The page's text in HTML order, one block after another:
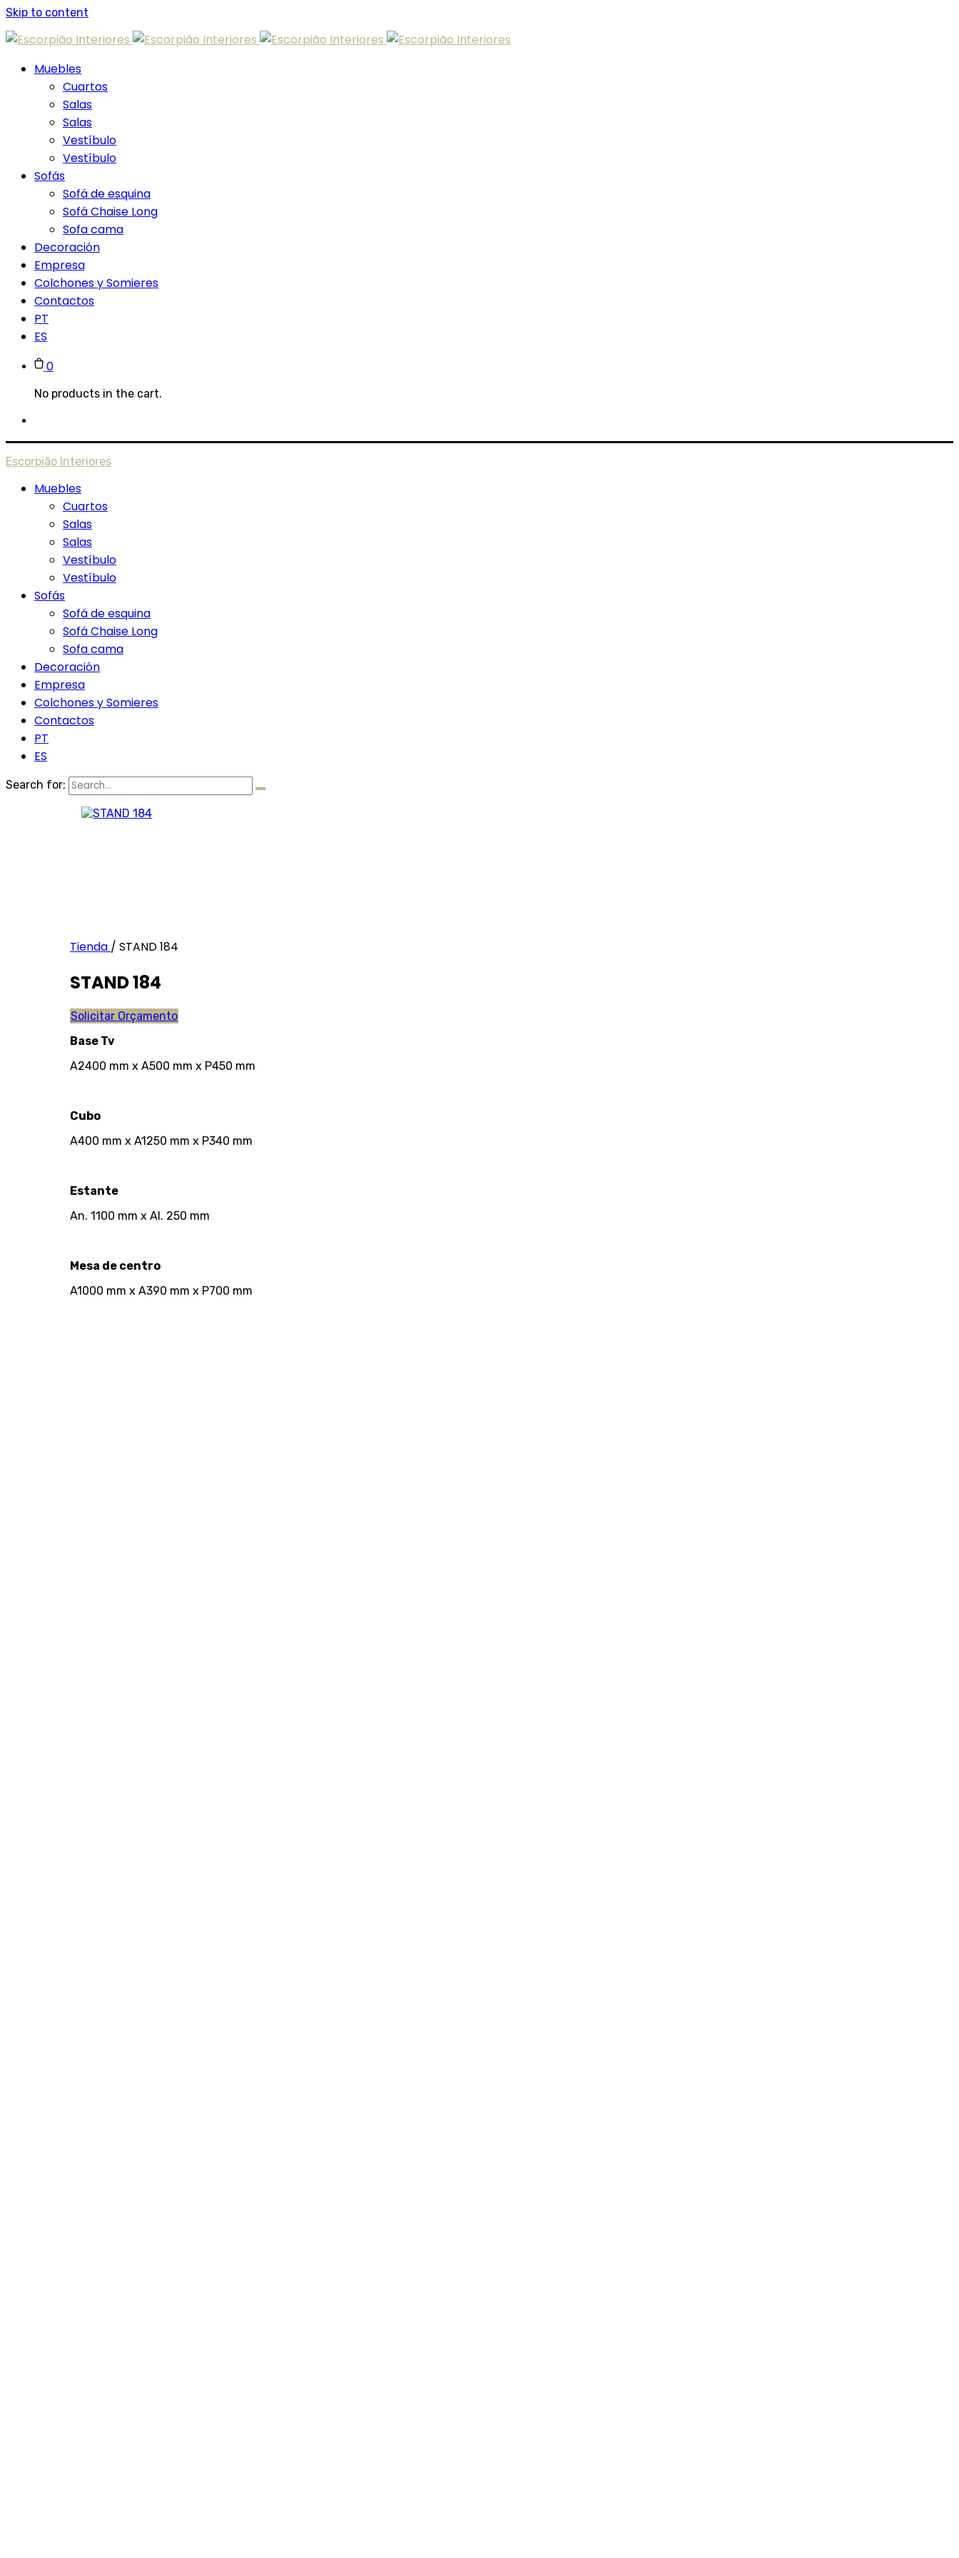
Skip to content
Muebles
Cuartos
Salas
Salas
Vestíbulo
Vestíbulo
Sofás
Sofá de esquina
Sofá Chaise Long
Sofa cama
Decoración
Empresa
Colchones y Somieres
Contactos
PT
ES
0
No products in the cart.
Escorpião Interiores
Muebles
Cuartos
Salas
Salas
Vestíbulo
Vestíbulo
Sofás
Sofá de esquina
Sofá Chaise Long
Sofa cama
Decoración
Empresa
Colchones y Somieres
Contactos
PT
ES
Search for:
Tienda / STAND 184
STAND 184
Solicitar Orçamento
Base Tv
A2400 mm x A500 mm x P450 mm
Cubo
A400 mm x A1250 mm x P340 mm
Estante
An. 1100 mm x Al. 250 mm
Mesa de centro
A1000 mm x A390 mm x P700 mm